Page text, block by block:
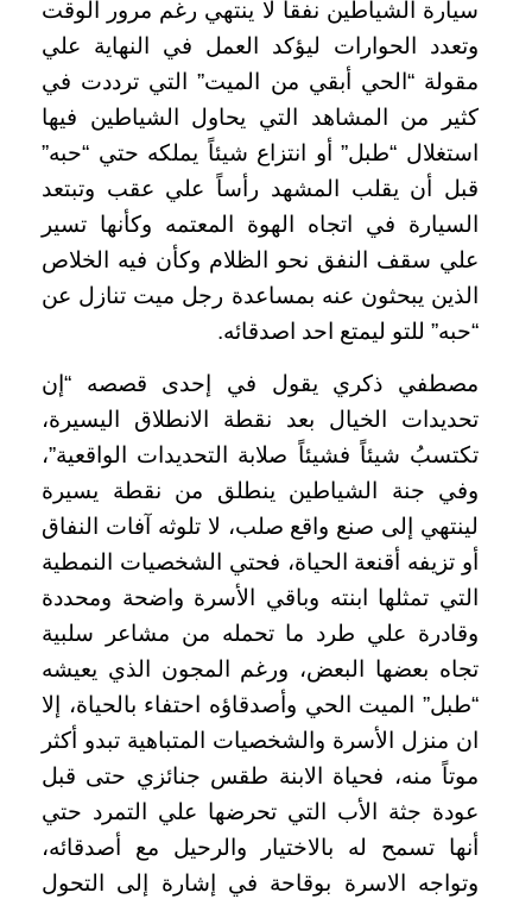
سيارة الشياطين نفقاً لا ينتهي رغم مرور الوقت
وتعدد الحوارات ليؤكد العمل في النهاية علي
مقولة “الحي أبقي من الميت” التي ترددت في
كثير من المشاهد التي يحاول الشياطين فيها
استغلال “طبل” أو انتزاع شيئاً يملكه حتي “حبه”
قبل أن يقلب المشهد رأساً علي عقب وتبتعد
السيارة في اتجاه الهوة المعتمه وكأنها تسير
علي سقف النفق نحو الظلام وكأن فيه الخلاص
الذين يبحثون عنه بمساعدة رجل ميت تنازل عن
“حبه” للتو ليمتع احد اصدقائه.
مصطفي ذكري يقول في إحدى قصصه “إن
تحديدات الخيال بعد نقطة الانطلاق اليسيرة،
تكتسبُ شيئاً فشيئاً صلابة التحديدات الواقعية”،
وفي جنة الشياطين ينطلق من نقطة يسيرة
لينتهي إلى صنع واقع صلب، لا تلوثه آفات النفاق
أو تزيفه أقنعة الحياة، فحتي الشخصيات النمطية
التي تمثلها ابنته وباقي الأسرة واضحة ومحددة
وقادرة علي طرد ما تحمله من مشاعر سلبية
تجاه بعضها البعض، ورغم المجون الذي يعيشه
“طبل” الميت الحي وأصدقاؤه احتفاء بالحياة، إلا
ان منزل الأسرة والشخصيات المتباهية تبدو أكثر
موتاً منه، فحياة الابنة طقس جنائزي حتى قبل
عودة جثة الأب التي تحرضها علي التمرد حتي
أنها تسمح له بالاختيار والرحيل مع أصدقائه،
وتواجه الاسرة بوقاحة في إشارة إلى التحول